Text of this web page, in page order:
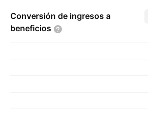
Conversión de ingresos a
beneficios